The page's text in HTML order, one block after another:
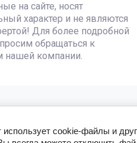
на сайте, носят
характер и не являются
Для более подробной
обращаться к
нашей компании.
использует cookie-файлы и